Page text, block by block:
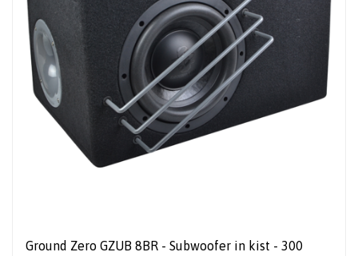
Ground Zero GZUB 8BR - Subwoofer in kist - 300